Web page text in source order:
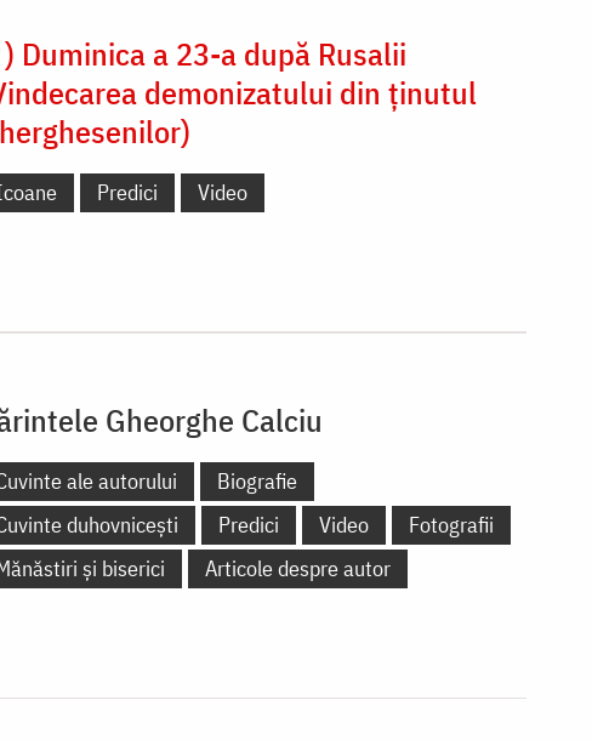
Duminica a 23-a după Rusalii
demonizatului din ținutul
Predici Video
Gheorghe Calciu
ale autorului
Biografie
duhovnicești
Predici Video
Fotografii
și biserici
Articole despre autor